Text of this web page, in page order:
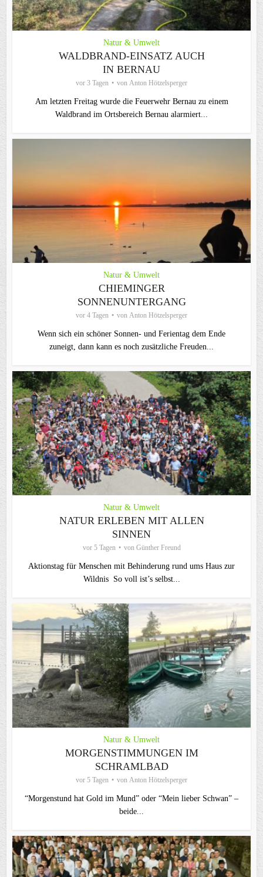
Natur & Umwelt
WALDBRAND-EINSATZ AUCH
IN BERNAU
vor 3 Tagen von Anton Hötzelsperger
Am letzten Freitag wurde die Feuerwehr Bernau zu einem
Waldbrand im Ortsbereich Bernau alarmiert...
Natur & Umwelt
CHIEMINGER
SONNENUNTERGANG
vor 4 Tagen von Anton Hötzelsperger
Wenn sich ein schöner Sonnen- und Ferientag dem Ende
zuneigt, dann kann es noch zusätzliche Freuden...
Natur & Umwelt
NATUR ERLEBEN MIT ALLEN
SINNEN
vor 5 Tagen von Günther Freund
Aktionstag für Menschen mit Behinderung rund ums Haus zur
Wildnis So voll ist’s selbst...
Natur & Umwelt
MORGENSTIMMUNGEN IM
SCHRAMLBAD
vor 5 Tagen von Anton Hötzelsperger
“Morgenstund hat Gold im Mund” oder “Mein lieber Schwan” –
beide...